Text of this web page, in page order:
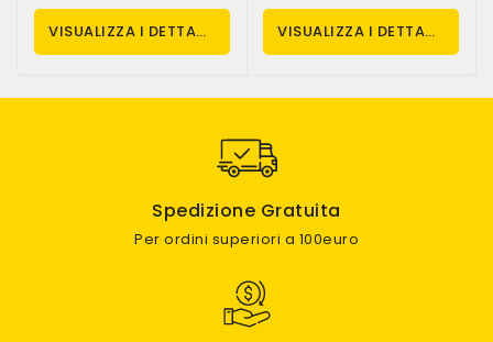
VISUALIZZA I DETTAGLI VISUALIZZA I DETTAGLI
Spedizione Gratuita
Per ordini superiori a 100euro